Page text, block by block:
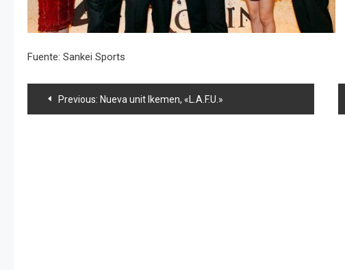
Fuente: Sankei Sports
Navegación
Previous: Nueva unit Ikemen, «L.A.F.U.»